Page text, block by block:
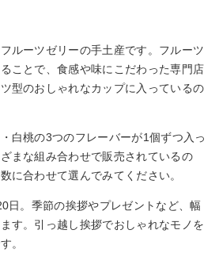
ルーツゼリーの手土産です。フルーツ
ことで、食感や味にこだわった専門店
型のおしゃれなカップに入っているの
白桃の3つのフレーバーが1個ずつ入っ
まな組み合わせで販売されているの
に合わせて選んでみてください。
日。季節の挨拶やプレゼントなど、幅
す。引っ越し挨拶でおしゃれなモノを
。